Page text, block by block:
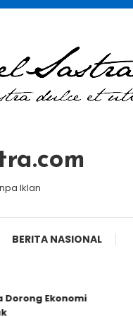
Iklan
BERITA NASIONAL
Ekonomi